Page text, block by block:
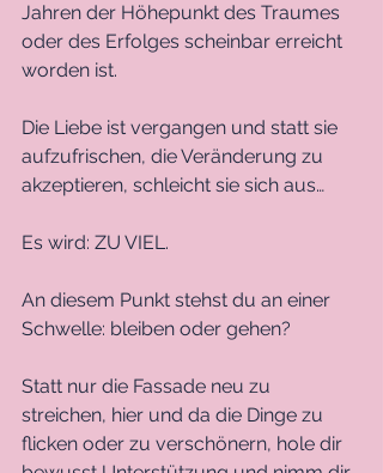
Jahren der Höhepunkt des Traumes
oder des Erfolges scheinbar erreicht
worden ist.
Die Liebe ist vergangen und statt sie
aufzufrischen, die Veränderung zu
akzeptieren, schleicht sie sich aus…
Es wird: ZU VIEL.
An diesem Punkt stehst du an einer
Schwelle: bleiben oder gehen?
Statt nur die Fassade neu zu
streichen, hier und da die Dinge zu
flicken oder zu verschönern, hole dir